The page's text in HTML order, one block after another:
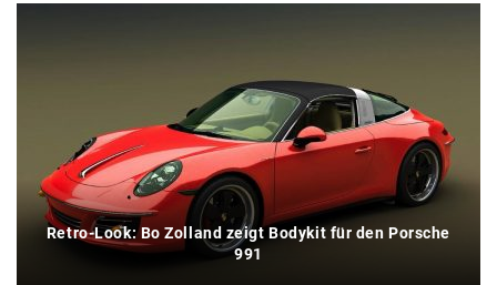
Retro-Look: Bo Zolland zeigt Bodykit für den Porsche
991